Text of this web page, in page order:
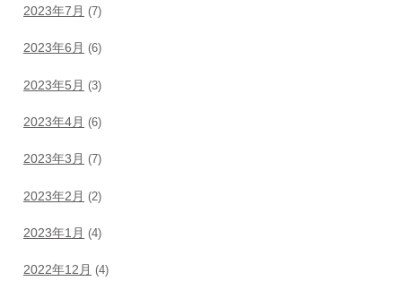
2023年7月 (7)
2023年6月 (6)
2023年5月 (3)
2023年4月 (6)
2023年3月 (7)
2023年2月 (2)
2023年1月 (4)
2022年12月 (4)